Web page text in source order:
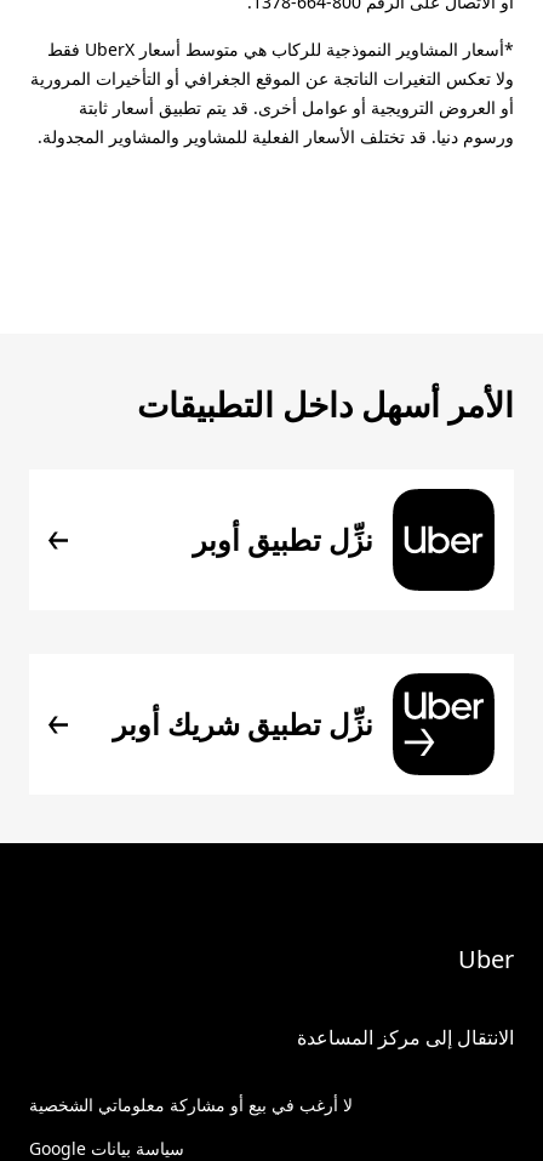
*أسعار المشاوير النموذجية للركاب هي متوسط أسعار UberX فقط
ولا تعكس التغيرات الناتجة عن الموقع الجغرافي أو التأخيرات المرورية
أو العروض الترويجية أو عوامل أخرى. قد يتم تطبيق أسعار ثابتة
ورسوم دنيا. قد تختلف الأسعار الفعلية للمشاوير والمشاوير المجدولة.
الأمر أسهل داخل التطبيقات
نزِّل تطبيق أوبر
نزِّل تطبيق شريك أوبر
Uber
الانتقال إلى مركز المساعدة
لا أرغب في بيع أو مشاركة معلوماتي الشخصية
سياسة بيانات Google